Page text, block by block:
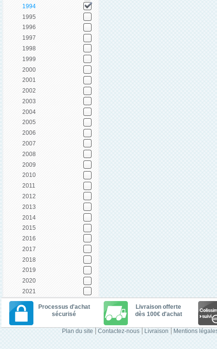
1994
1995
1996
1997
1998
1999
2000
2001
2002
2003
2004
2005
2006
2007
2008
2009
2010
2011
2012
2013
2014
2015
2016
2017
2018
2019
2020
2021
Processus d'achat
sécurisé
Livraison offerte
dès 100€ d'achat
Plan du site Contactez-nous Livraison Mentions